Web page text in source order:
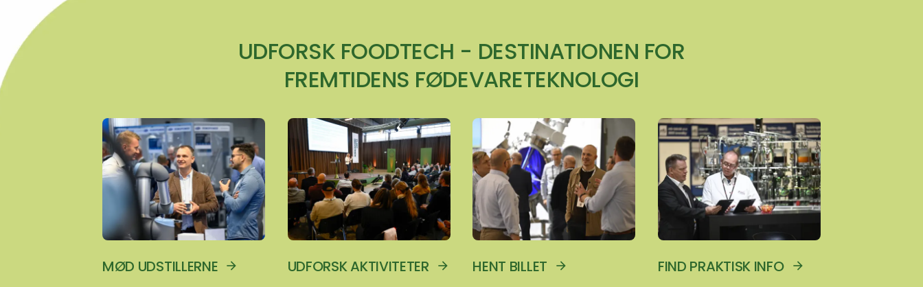
UDFORSK FOODTECH - DESTINATIONEN FOR
FREMTIDENS FØDEVARETEKNOLOGI
MØD UDSTILLERNE UDFORSK AKTIVITETER HENT BILLET FIND PRAKTISK INFO